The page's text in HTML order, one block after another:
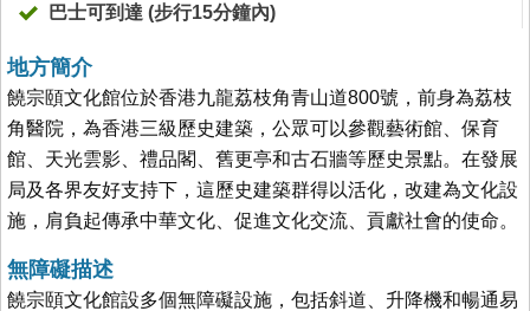
巴士可到達 (步行15分鐘內)
地方簡介
饒宗頤文化館位於香港九龍荔枝角青山道800號，前身為荔枝
角醫院，為香港三級歷史建築，公眾可以參觀藝術館、保育
館、天光雲影、禮品閣、舊更亭和古石牆等歷史景點。在發展
局及各界友好支持下，這歷史建築群得以活化，改建為文化設
施，肩負起傳承中華文化、促進文化交流、貢獻社會的使命。
無障礙描述
饒宗頤文化館設多個無障礙設施，包括斜道、升降機和暢通易